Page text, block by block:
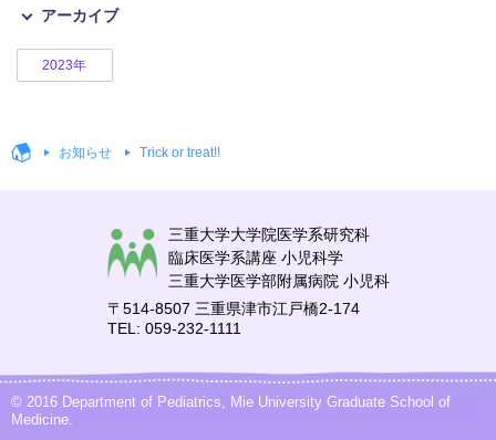
アーカイブ
2023年
お知らせ Trick or treat!!
三重大学大学院医学系研究科
臨床医学系講座 小児科学
三重大学医学部附属病院 小児科
〒514-8507 三重県津市江戸橋2-174
TEL: 059-232-1111
© 2016 Department of Pediatrics, Mie University Graduate School of
Medicine.